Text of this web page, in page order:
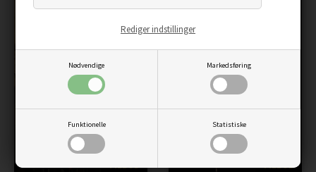
Nødvendige Markedsføring
Funktionelle Statistiske
Rediger indstillinger
TILBUD TILBUD